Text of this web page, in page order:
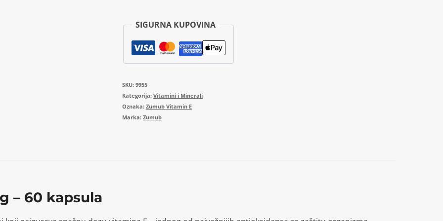
SIGURNA KUPOVINA
SKU:9955
Kategorija:Vitamini i Minerali
Oznaka:Zumub Vitamin E
Marka:Zumub
– 60 kapsula